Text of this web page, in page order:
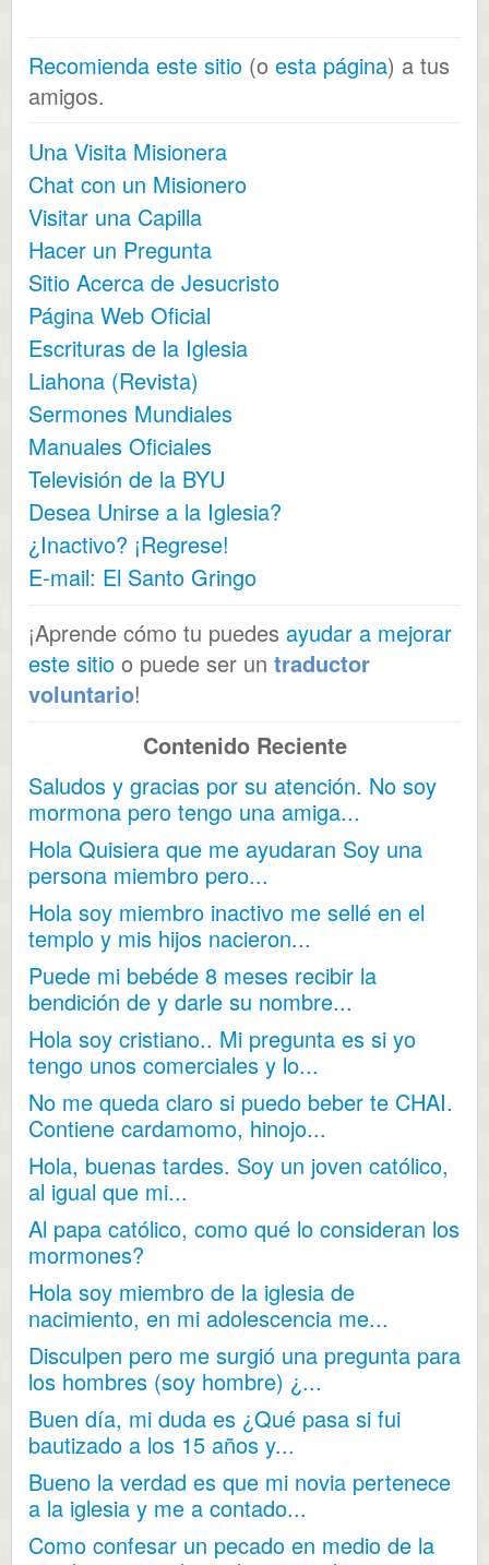
Recomienda este sitio (o esta página) a tus
amigos.
Una Visita Misionera
Chat con un Misionero
Visitar una Capilla
Hacer un Pregunta
Sitio Acerca de Jesucristo
Página Web Oficial
Escrituras de la Iglesia
Liahona (Revista)
Sermones Mundiales
Manuales Oficiales
Televisión de la BYU
Desea Unirse a la Iglesia?
¿Inactivo? ¡Regrese!
E-mail: El Santo Gringo
¡Aprende cómo tu puedes ayudar a mejorar
este sitio o puede ser un traductor
voluntario!
Contenido Reciente
Saludos y gracias por su atención. No soy
mormona pero tengo una amiga...
Hola Quisiera que me ayudaran Soy una
persona miembro pero...
Hola soy miembro inactivo me sellé en el
templo y mis hijos nacieron...
Puede mi bebéde 8 meses recibir la
bendición de y darle su nombre...
Hola soy cristiano.. Mi pregunta es si yo
tengo unos comerciales y lo...
No me queda claro si puedo beber te CHAI.
Contiene cardamomo, hinojo...
Hola, buenas tardes. Soy un joven católico,
al igual que mi...
Al papa católico, como qué lo consideran los
mormones?
Hola soy miembro de la iglesia de
nacimiento, en mi adolescencia me...
Disculpen pero me surgió una pregunta para
los hombres (soy hombre) ¿...
Buen día, mi duda es ¿Qué pasa si fui
bautizado a los 15 años y...
Bueno la verdad es que mi novia pertenece
a la iglesia y me a contado...
Como confesar un pecado en medio de la